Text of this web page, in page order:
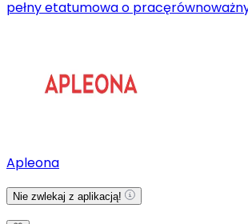
pełny etatumowa o pracę
Apleona
Nie zwlekaj z aplikacją!